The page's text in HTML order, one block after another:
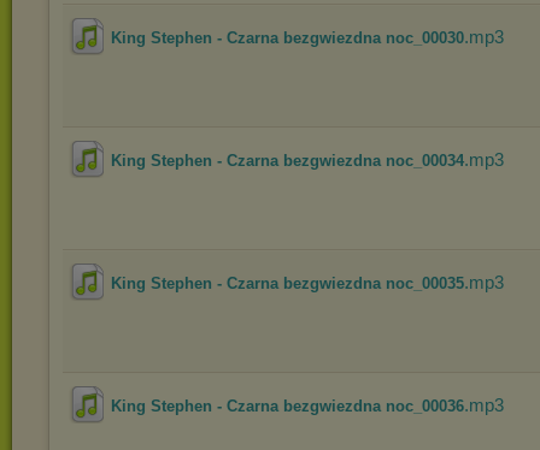
King Stephen - Czarna bezgwiezdna noc_00030.mp3
King Stephen - Czarna bezgwiezdna noc_00034.mp3
King Stephen - Czarna bezgwiezdna noc_00035.mp3
King Stephen - Czarna bezgwiezdna noc_00036.mp3